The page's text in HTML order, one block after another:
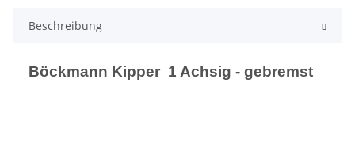
Beschreibung
Böckmann Kipper 1 Achsig - gebremst